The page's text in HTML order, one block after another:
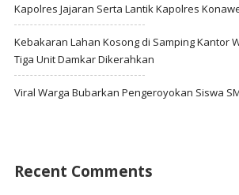
Kapolres Jajaran Serta Lantik Kapolres
Kebakaran Lahan Kosong di Samping Kantor
Tiga Unit Damkar Dikerahkan
Viral Warga Bubarkan Pengeroyokan Siswa
Recent Comments